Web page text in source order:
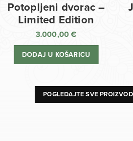
Potopljeni dvorac –
Limited Edition
3.000,00€
DODAJ U KOŠARICU
POGLEDAJTE SVE